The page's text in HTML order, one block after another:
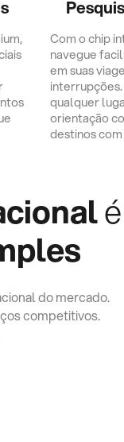
Com o chip
navegue
em suas
qualquer
orientação
destinos
é
do mercado.
competitivos.